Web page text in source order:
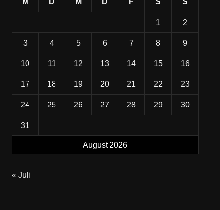
August 2026
1 2
3 4 5 6 7 8 9
10 11 12 13 14 15 16
17 18 19 20 21 22 23
24 25 26 27 28 29 30
31
« Juli